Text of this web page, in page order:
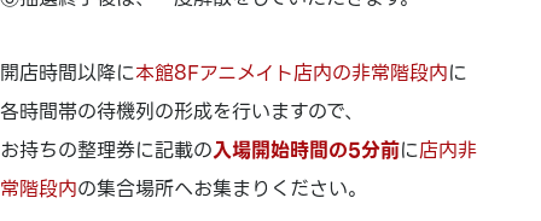
開店時間以降に本館8Fアニメイト店内の非常階段内に
各時間帯の待機列の形成を行いますので、
お持ちの整理券に記載の入場開始時間の5分前に店内非
常階段内の集合場所へお集まりください。